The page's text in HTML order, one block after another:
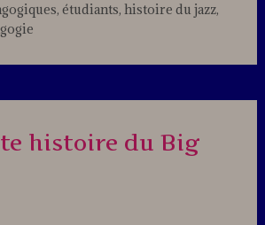
, étudiants, histoire du jazz,
a
histoire du Big